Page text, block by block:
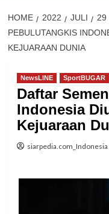
HOME 2022 JULI 29
PEBULUTANGKIS
KEJUARAAN DUNIA
NewsLINE SportBUGAR
Daftar
Indonesia
Kejuaraan
siarpedia.com_Indonesia